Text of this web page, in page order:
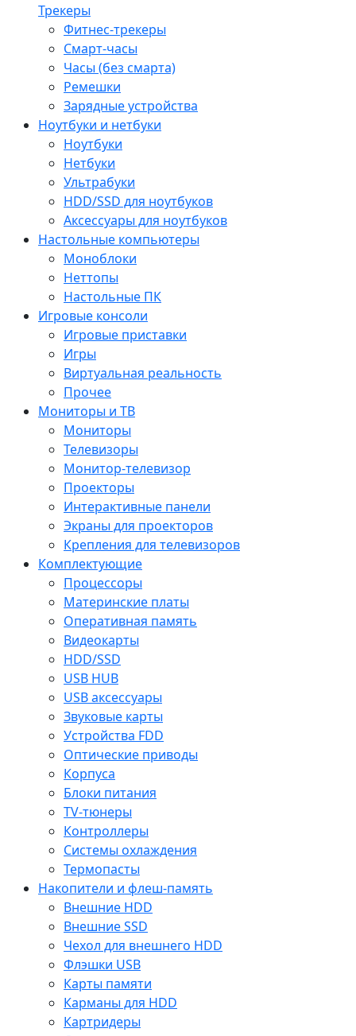
Трекеры
Фитнес-трекеры
Смарт-часы
Часы (без смарта)
Ремешки
Зарядные устройства
Ноутбуки и нетбуки
Ноутбуки
Нетбуки
Ультрабуки
HDD/SSD для ноутбуков
Аксессуары для ноутбуков
Настольные компьютеры
Моноблоки
Неттопы
Настольные ПК
Игровые консоли
Игровые приставки
Игры
Виртуальная реальность
Прочее
Мониторы и ТВ
Мониторы
Телевизоры
Монитор-телевизор
Проекторы
Интерактивные панели
Экраны для проекторов
Крепления для телевизоров
Комплектующие
Процессоры
Материнские платы
Оперативная память
Видеокарты
HDD/SSD
USB HUB
USB аксессуары
Звуковые карты
Устройства FDD
Оптические приводы
Корпуса
Блоки питания
TV-тюнеры
Контроллеры
Системы охлаждения
Термопасты
Накопители и флеш-память
Внешние HDD
Внешние SSD
Чехол для внешнего HDD
Флэшки USB
Карты памяти
Карманы для HDD
Картридеры